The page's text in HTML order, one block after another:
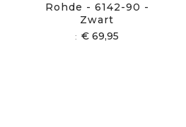
Rohde - 6142-90 -
Zwart
€ 69,95